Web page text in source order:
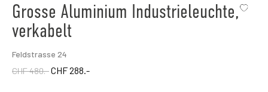
Grosse Aluminium Industrieleuchte,
verkabelt
Feldstrasse 24
CHF 480.-CHF 288.-